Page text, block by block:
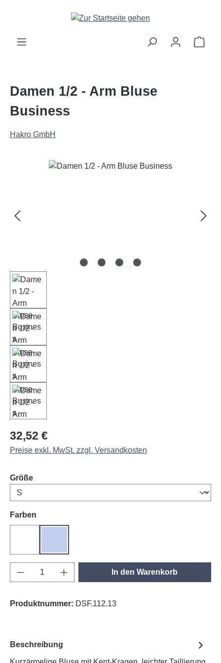
Zum Hauptinhalt springen
Damen 1/2 - Arm Bluse
Business
Hakro GmbH
Bildergalerie überspringen
Regulärer Preis:
32,52 €
Preise exkl. MwSt. zzgl. Versandkosten
Größeauswählen
Farben
Produkt Anzahl: Gib den gewünschten
In den Warenkorb
Produktnummer: DSF.112.13
Beschreibung